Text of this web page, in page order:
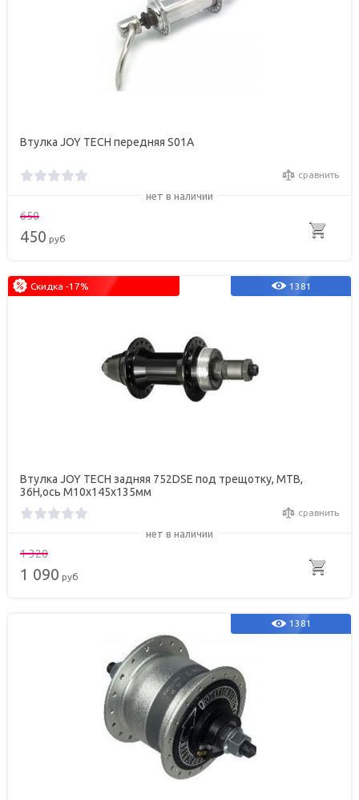
Втулка JOY TECH передняя S01A
сравнить
нет в наличии
650
450 руб
1381
Скидка -17%
Втулка JOY TECH задняя 752DSE под трещотку, МТВ,
36Н,ось M10х145х135мм
сравнить
нет в наличии
1 320
1 090 руб
1381